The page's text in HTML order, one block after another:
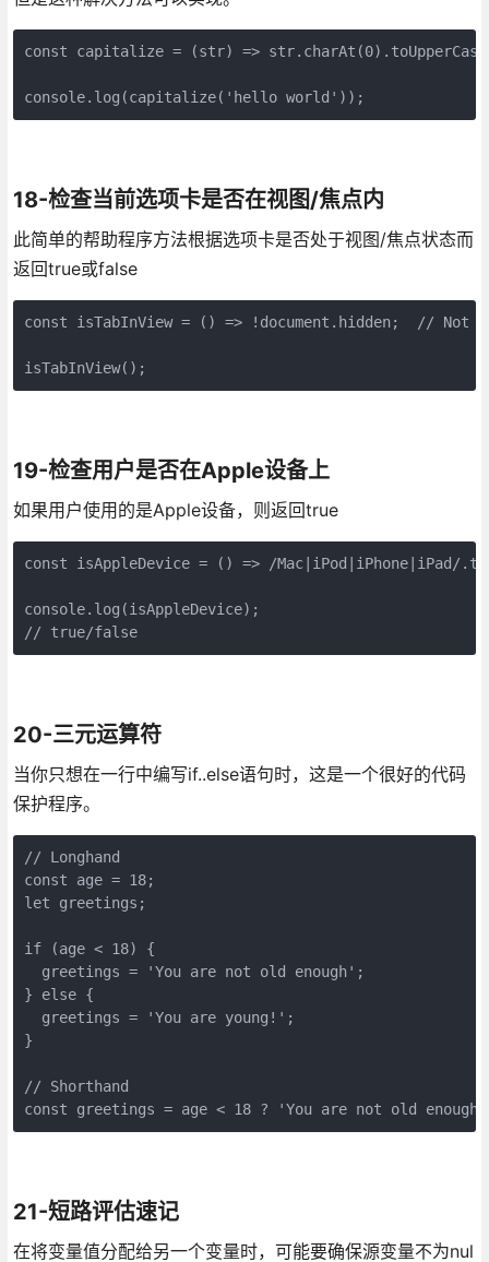
const capitalize = (str) =>
console.log(capitalize('hello world'));
18-检查当前选项卡是否在视图/焦点内
此简单的帮助程序方法根据选项卡是否处于视图/焦点状态而
返回true或false
const isTabInView = () => !document.hidden;  // Not
isTabInView();
19-检查用户是否在Apple设备上
如果用户使用的是Apple设备，则返回true
const isAppleDevice = () => /Mac|iPod|iPhone|iPad/
console.log(isAppleDevice);
// true/false
20-三元运算符
当你只想在一行中编写if..else语句时，这是一个很好的代码
保护程序。
// Longhand
const age = 18;
let greetings;
if (age < 18) {
  greetings = 'You are not old enough';
} else {
  greetings = 'You are young!';
}
// Shorthand
const greetings = age < 18 ? 'You are not old
21-短路评估速记
在将变量值分配给另一个变量时，可能要确保源变量不为nul